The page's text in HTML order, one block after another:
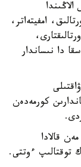
الاڭىندا
امفيتەاتر،
دا نىساندار
كورمەدەن
قالادا
توقتالىپ ءوتتى.